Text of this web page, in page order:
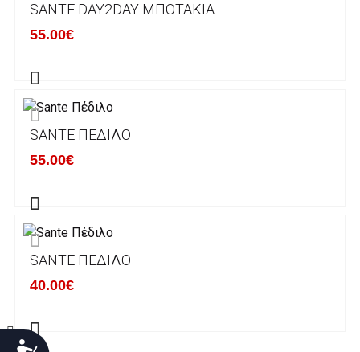
Χρόνος Διεκπεραίωσης Παραγγελιών:
ΠΟΛΙΤΙΚΗ ΕΠΙΣΤΡΟΦΩΝ
αντικατάστασή του με άλλο μέγεθος ή άλλο
προιόν.
Βασική προυπόθεση για την επιστροφή του
να μην έχει επέλθει καμία φθορά σε αυτό.
SANTE DAY2DAY ΜΠΟΤΆΚΙΑ
55.00€
SANTE ΠΈΔΙΛΟ
55.00€
SANTE ΠΈΔΙΛΟ
40.00€